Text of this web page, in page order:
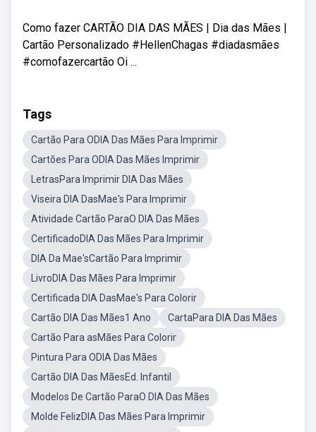
Como fazer CARTÃO DIA DAS MÃES | Dia das Mães |
Cartão Personalizado #HellenChagas #diadasmães
#comofazercartão Oi ...
Tags
Cartão Para ODIA Das Mães Para Imprimir
Cartões Para ODIA Das Mães Imprimir
LetrasPara Imprimir DIA Das Mães
Viseira DIA DasMae's Para Imprimir
Atividade Cartão ParaO DIA Das Mães
CertificadoDIA Das Mães Para Imprimir
DIA Da Mae'sCartão Para Imprimir
LivroDIA Das Mães Para Imprimir
Certificada DIA DasMae's Para Colorir
Cartão DIA Das Mães1 Ano
CartaPara DIA Das Mães
Cartão Para asMães Para Colorir
Pintura Para ODIA Das Mães
Cartão DIA Das MãesEd. Infantil
Modelos De Cartão ParaO DIA Das Mães
Molde FelizDIA Das Mães Para Imprimir